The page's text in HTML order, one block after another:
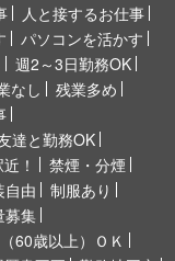
人と接するお仕事
パソコンを活かす
週2～3日勤務OK
なし
残業多め
達と勤務OK
！
禁煙・分煙
自由
制服あり
募集
60歳以上）ＯＫ